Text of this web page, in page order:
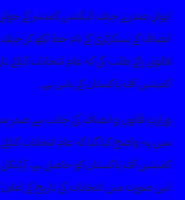
ایوانِ صدر نے چیف الیکشن کمشنر کے
انصاف کے سیکرٹری کے نام خط لکھ کر
قانونی رائے طلب کی کہ عام انتخابات کیلئے
کمیشن آف پاکستان کے پاس ہے۔
وزارتِ قانون و انصاف کی جانب سے صدرِ
میں یہ واضح کیا گیا کہ عام انتخابات
اس صورت میں انتخابات کی تاریخ کے